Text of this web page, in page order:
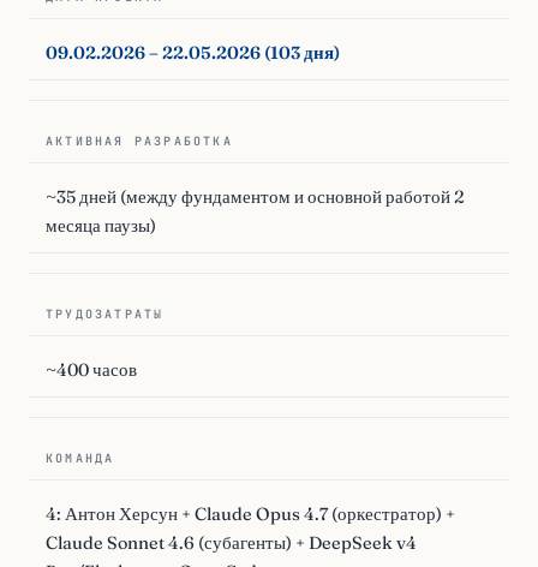
09.02.2026 – 22.05.2026 (103 дня)
АКТИВНАЯ РАЗРАБОТКА
~35 дней (между фундаментом и основной работой 2
месяца паузы)
ТРУДОЗАТРАТЫ
~400 часов
КОМАНДА
4: Антон Херсун + Claude Opus 4.7 (оркестратор) +
Claude Sonnet 4.6 (субагенты) + DeepSeek v4